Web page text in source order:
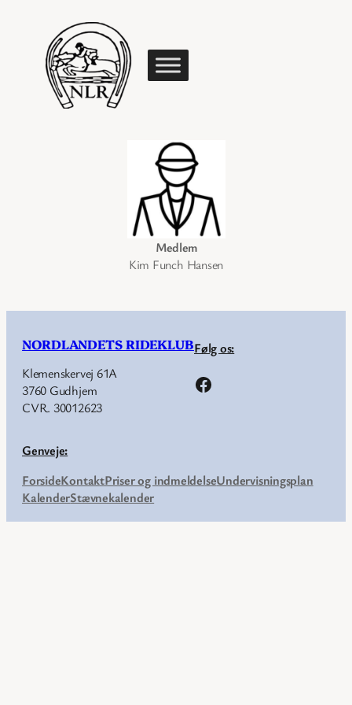
Medlem
Kim Funch Hansen
NORDLANDETS RIDEKLUB
Klemenskervej 61A
3760 Gudhjem
CVR. 30012623
Følg os:
Facebook
Genveje:
ForsideKontaktPriser og indmeldelseUndervisningsplan
KalenderStævnekalender